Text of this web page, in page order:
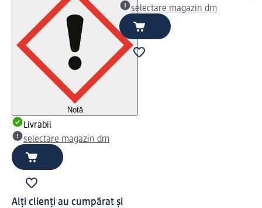
Notă
Livrabil
selectare magazin dm
selectare magazin dm
Alți clienți au cumpărat și